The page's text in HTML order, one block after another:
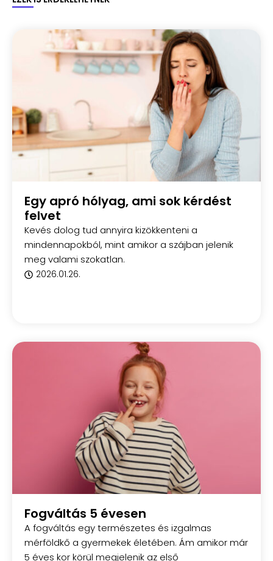
Egy apró hólyag, ami sok kérdést
felvet
Kevés dolog tud annyira kizökkenteni a
mindennapokból, mint amikor a szájban jelenik
meg valami szokatlan.
2026.01.26.
Fogváltás 5 évesen
A fogváltás egy természetes és izgalmas
mérföldkő a gyermekek életében. Ám amikor már
5 éves kor körül megjelenik az első